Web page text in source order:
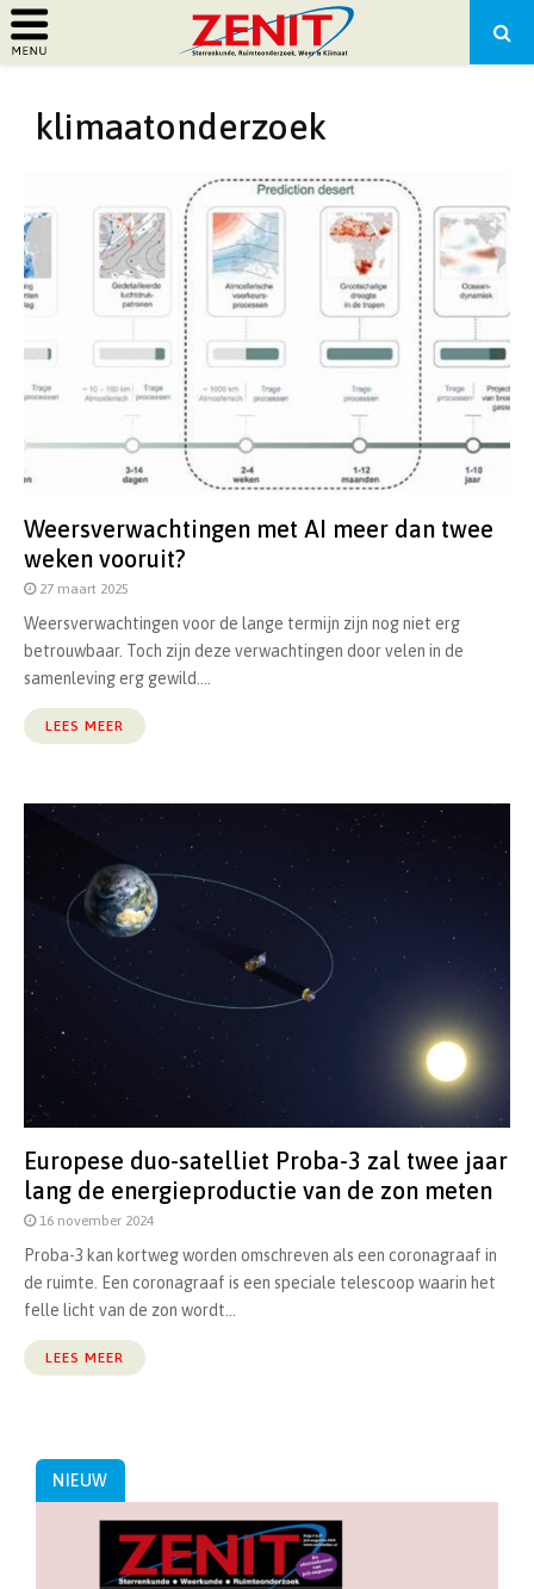
PRIMARY
MENU
klimaatonderzoek
Weersverwachtingen met AI meer dan twee
weken vooruit?
27 maart 2025
Weersverwachtingen voor de lange termijn zijn nog niet erg
betrouwbaar. Toch zijn deze verwachtingen door velen in de
samenleving erg gewild....
LEES MEER
Europese duo-satelliet Proba-3 zal twee jaar
lang de energieproductie van de zon meten
16 november 2024
Proba-3 kan kortweg worden omschreven als een coronagraaf in
de ruimte. Een coronagraaf is een speciale telescoop waarin het
felle licht van de zon wordt...
LEES MEER
NIEUW